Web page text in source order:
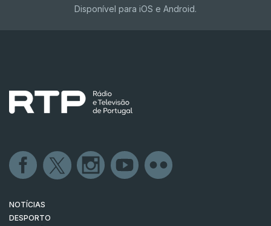
Disponível para iOS e Android.
NOTÍCIAS
DESPORTO